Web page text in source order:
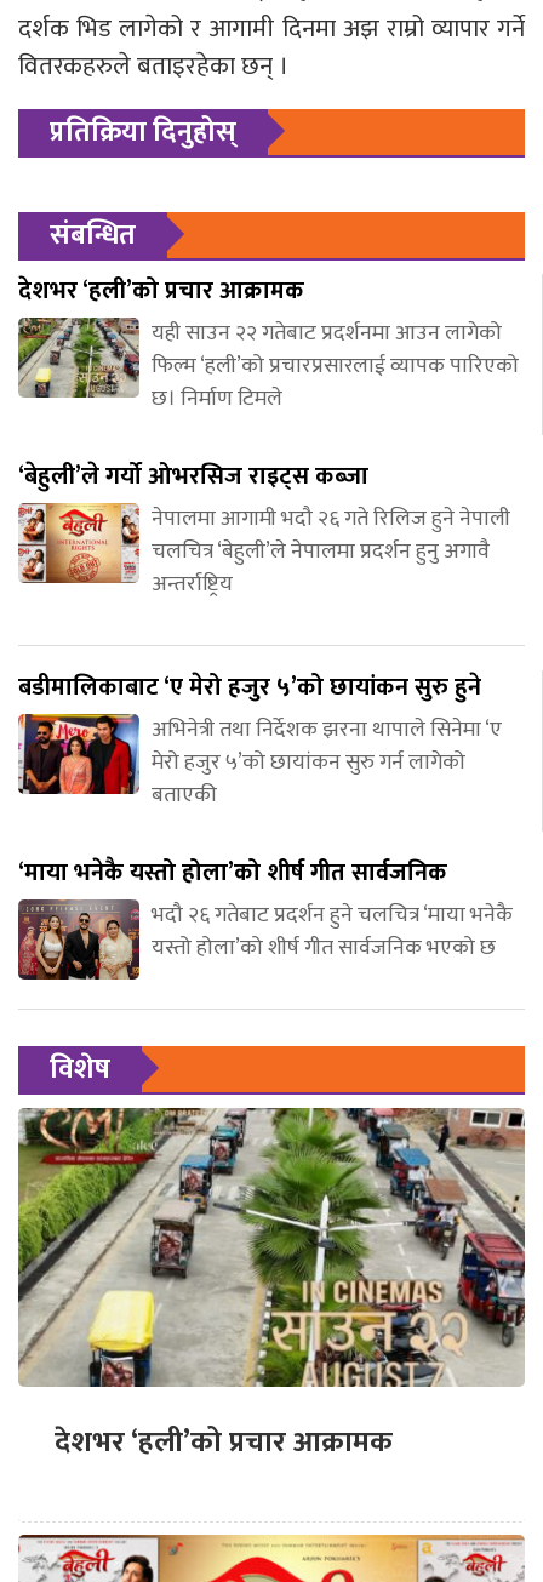
दर्शक भिड लागेको र आगामी दिनमा अझ राम्रो व्यापार गर्ने
वितरकहरुले बताइरहेका छन् ।
प्रतिक्रिया दिनुहोस्
संबन्धित
देशभर ‘हली’को प्रचार आक्रामक
यही साउन २२ गतेबाट प्रदर्शनमा आउन लागेको
फिल्म ‘हली’को प्रचारप्रसारलाई व्यापक पारिएको
छ। निर्माण टिमले
‘बेहुली’ले गर्यो ओभरसिज राइट्स कब्जा
नेपालमा आगामी भदौ २६ गते रिलिज हुने नेपाली
चलचित्र ‘बेहुली’ले नेपालमा प्रदर्शन हुनु अगावै
अन्तर्राष्ट्रिय
बडीमालिकाबाट ‘ए मेरो हजुर ५’को छायांकन सुरु हुने
अभिनेत्री तथा निर्देशक झरना थापाले सिनेमा ‘ए
मेरो हजुर ५’को छायांकन सुरु गर्न लागेको
बताएकी
‘माया भनेकै यस्तो होला’को शीर्ष गीत सार्वजनिक
भदौ २६ गतेबाट प्रदर्शन हुने चलचित्र ‘माया भनेकै
यस्तो होला’को शीर्ष गीत सार्वजनिक भएको छ
विशेष
देशभर ‘हली’को प्रचार आक्रामक